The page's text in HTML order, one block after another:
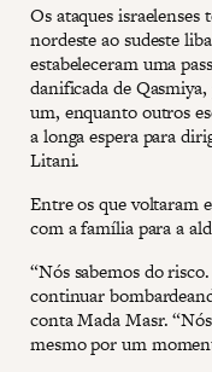
Os ataques
nordeste ao sudeste
estabeleceram uma
danificada de
um, enquanto outros
a longa espera para
Litani.
Entre os que voltaram
com a família para a
“Nós sabemos do
continuar
conta Mada Masr.
mesmo por um